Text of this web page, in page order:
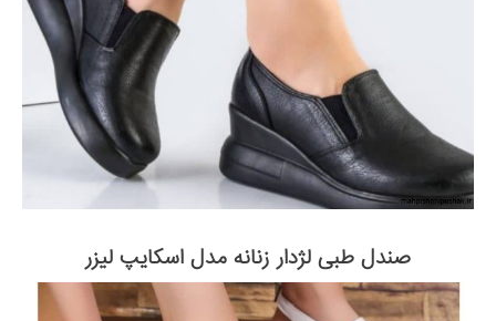
صندل طبی لژدار زنانه مدل اسکایپ لیزر